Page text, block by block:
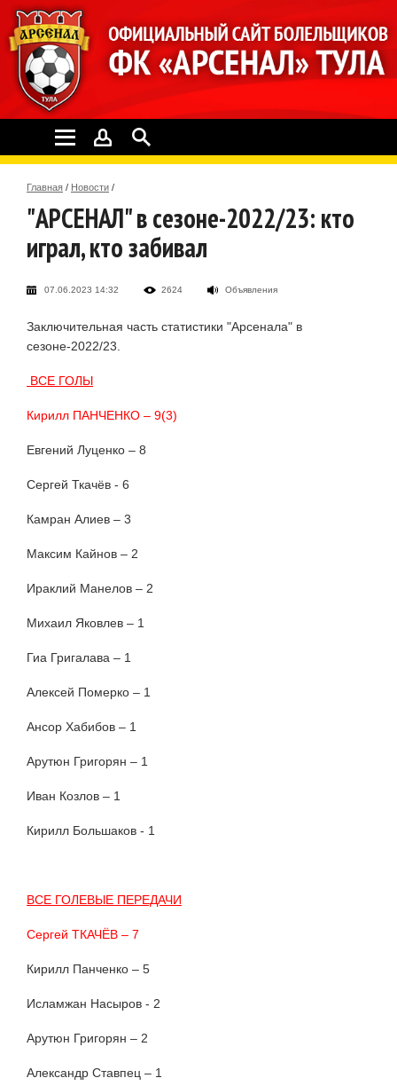
Главная / Новости /
"АРСЕНАЛ" в сезоне-2022/23: кто
играл, кто забивал
07.06.2023 14:32 2624 Объявления
Заключительная часть статистики "Арсенала" в
сезоне-2022/23.
ВСЕ ГОЛЫ
Кирилл ПАНЧЕНКО – 9(3)
Евгений Луценко – 8
Сергей Ткачёв - 6
Камран Алиев – 3
Максим Кайнов – 2
Ираклий Манелов – 2
Михаил Яковлев – 1
Гиа Григалава – 1
Алексей Померко – 1
Ансор Хабибов – 1
Арутюн Григорян – 1
Иван Козлов – 1
Кирилл Большаков - 1
ВСЕ ГОЛЕВЫЕ ПЕРЕДАЧИ
Сергей ТКАЧЁВ – 7
Кирилл Панченко – 5
Исламжан Насыров - 2
Арутюн Григорян – 2
Александр Ставпец – 1